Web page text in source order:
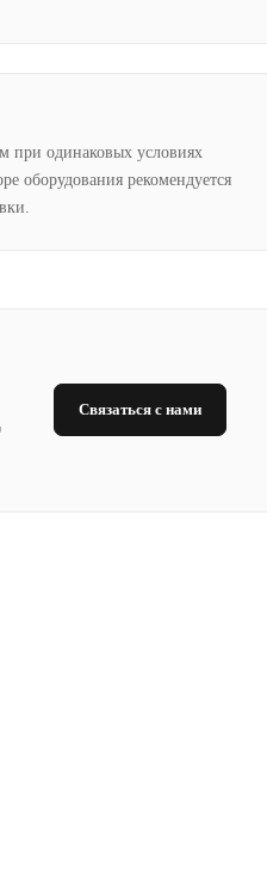
при одинаковых условиях
оборудования рекомендуется
Связаться с нами